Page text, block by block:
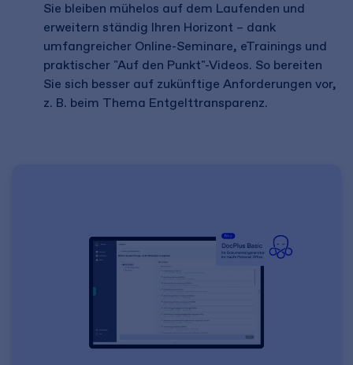
Sie bleiben mühelos auf dem Laufenden und
erweitern ständig Ihren Horizont – dank
umfangreicher Online-Seminare, eTrainings und
praktischer "Auf den Punkt"-Videos. So bereiten
Sie sich besser auf zukünftige Anforderungen vor,
z. B. beim Thema Entgelttransparenz.